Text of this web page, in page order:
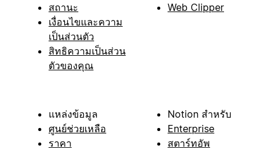
สถานะ
เงื่อนไขและความ
เป็นส่วนตัว
สิทธิความเป็นส่วน
ตัวของคุณ
Web Clipper
แหล่งข้อมูล
ศูนย์ช่วยเหลือ
ราคา
Notion สำหรับ
Enterprise
สตาร์ทอัพ